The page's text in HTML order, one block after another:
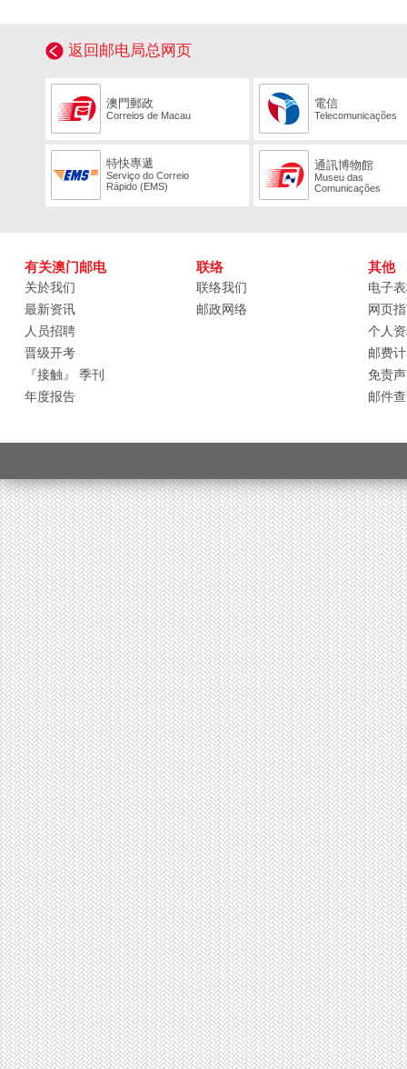
返回邮电局总网页
澳門郵政
Correios de Macau
電信
Telecomunicações
特快專遞
Serviço do Correio
Rápido (EMS)
通訊博物館
Museu das
Comunicações
有关澳门邮电
关於我们
最新资讯
人员招聘
晋级开考
『接触』 季刊
年度报告
联络
联络我们
邮政网络
其他
电子
网页
个人
邮费
免责
邮件